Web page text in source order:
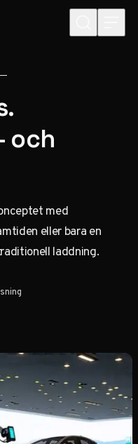
och
med
eller bara en
laddning.